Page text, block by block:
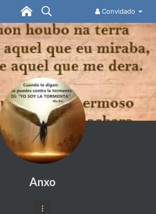
Convidado
Anxo